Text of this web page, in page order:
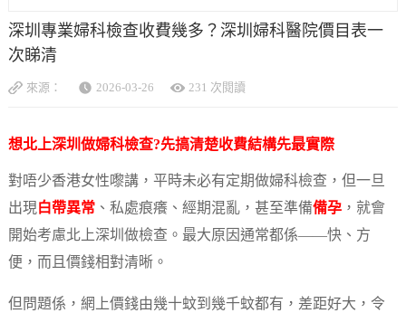
深圳專業婦科檢查收費幾多？深圳婦科醫院價目表一
次睇清
來源： 2026-03-26 231 次閱讀
想北上深圳做婦科檢查?先搞清楚收費結構先最實際
對唔少香港女性嚟講，平時未必有定期做婦科檢查，但一旦
出現白帶異常、私處痕癢、經期混亂，甚至準備備孕，就會
開始考慮北上深圳做檢查。最大原因通常都係——快、方
便，而且價錢相對清晰。
但問題係，網上價錢由幾十蚊到幾千蚊都有，差距好大，令